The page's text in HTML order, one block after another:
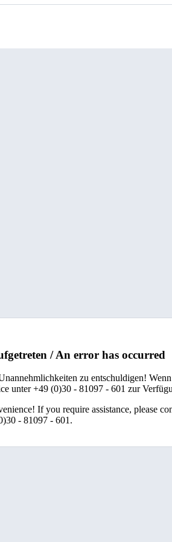
/ An error has occurred
zu entschuldigen!
unter +49 (0)30 - 81097 - 601 zur
If you require assistance, please
- 81097 - 601.